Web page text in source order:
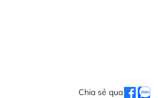
Chia sẻ qua